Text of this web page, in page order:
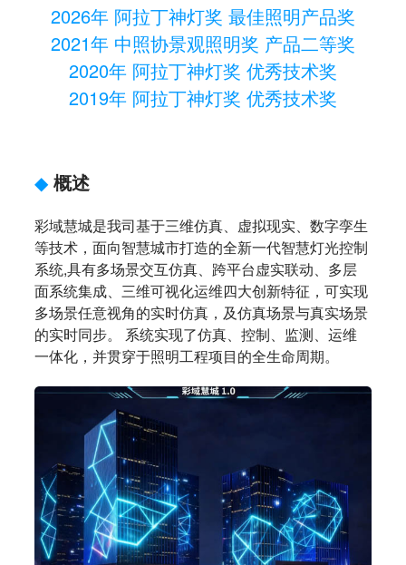
2026年 阿拉丁神灯奖 最佳照明产品奖
2021年 中照协景观照明奖 产品二等奖
2020年 阿拉丁神灯奖 优秀技术奖
2019年 阿拉丁神灯奖 优秀技术奖
◆ 概述
彩域慧城是我司基于三维仿真、虚拟现实、数字孪生
等技术，面向智慧城市打造的全新一代智慧灯光控制
系统,具有多场景交互仿真、跨平台虚实联动、多层
面系统集成、三维可视化运维四大创新特征，可实现
多场景任意视角的实时仿真，及仿真场景与真实场景
的实时同步。 系统实现了仿真、控制、监测、运维
一体化，并贯穿于照明工程项目的全生命周期。